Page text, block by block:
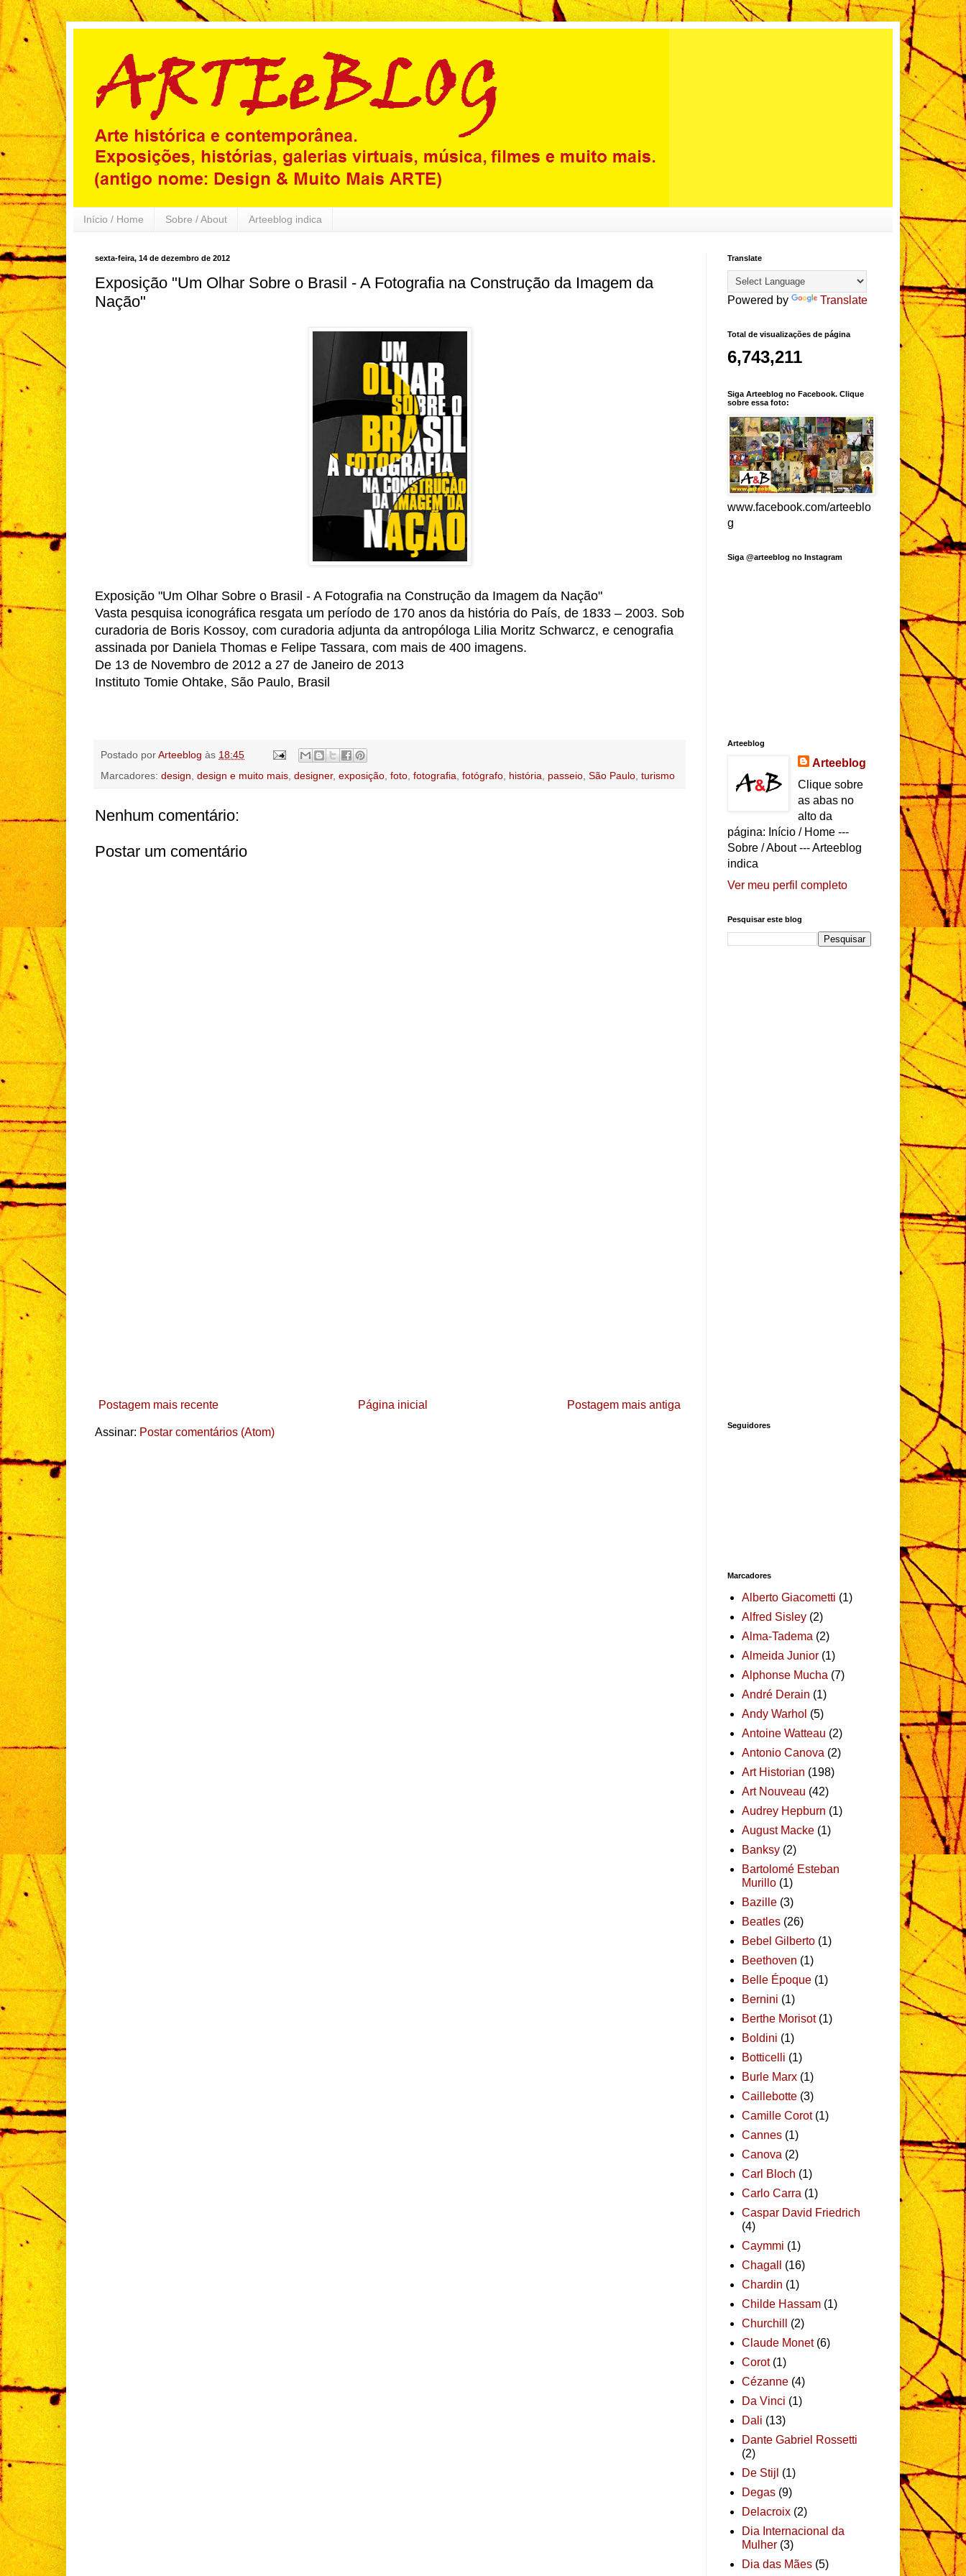
Início / Home Sobre / About Arteeblog indica
sexta-feira, 14 de dezembro de 2012
Exposição "Um Olhar Sobre o Brasil - A Fotografia na Construção da Imagem da
Nação"
Exposição "Um Olhar Sobre o Brasil - A Fotografia na Construção da Imagem da Nação"
Vasta pesquisa iconográfica resgata um período de 170 anos da história do País, de 1833 – 2003. Sob
curadoria de Boris Kossoy, com curadoria adjunta da antropóloga Lilia Moritz Schwarcz, e cenografia
assinada por Daniela Thomas e Felipe Tassara, com mais de 400 imagens.
De 13 de Novembro de 2012 a 27 de Janeiro de 2013
Instituto Tomie Ohtake, São Paulo, Brasil
Postado porArteeblog às 18:45
Marcadores: design design e muito mais designer, exposição foto fotografia fotógrafo história passeio São Paulo turismo
Nenhum comentário:
Postar um comentário
Postagem mais recente Postagem mais antiga
Página inicial
Assinar: Postar comentários (Atom)
Translate
Powered by Translate
Total de visualizações de página
6,743,211
Siga Arteeblog no Facebook. Clique
sobre essa foto:
www.facebook.com/arteeblo
g
Siga @arteeblog no Instagram
Arteeblog
Arteeblog
Clique sobre
as abas no
alto da
página: Início / Home ---
Sobre / About --- Arteeblog
indica
Ver meu perfil completo
Pesquisar este blog
Seguidores
Marcadores
Alberto Giacometti (1)
Alfred Sisley (2)
Alma-Tadema (2)
Almeida Junior (1)
Alphonse Mucha (7)
André Derain (1)
Andy Warhol (5)
Antoine Watteau (2)
Antonio Canova (2)
Art Historian (198)
Art Nouveau (42)
Audrey Hepburn (1)
August Macke (1)
Banksy (2)
Bartolomé Esteban
Murillo (1)
Bazille (3)
Beatles (26)
Bebel Gilberto (1)
Beethoven (1)
Belle Époque (1)
Bernini (1)
Berthe Morisot (1)
Boldini (1)
Botticelli (1)
Burle Marx (1)
Caillebotte (3)
Camille Corot (1)
Cannes (1)
Canova (2)
Carl Bloch (1)
Carlo Carra (1)
Caspar David Friedrich
(4)
Caymmi (1)
Chagall
(16)
Chardin (1)
Childe Hassam (1)
Churchill
(2)
Claude Monet (6)
Corot (1)
Cézanne (4)
Da Vinci (1)
Dali (13)
Dante Gabriel Rossetti
(2)
De Stijl (1)
Degas (9)
Delacroix (2)
Dia Internacional da
Mulher (3)
Dia das Mães (5)